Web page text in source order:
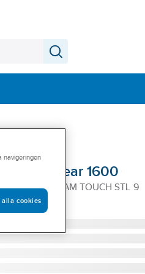
Activewear 1600
NITRILFOAM TOUCH STL 9
9
navigeringen
alla cookies